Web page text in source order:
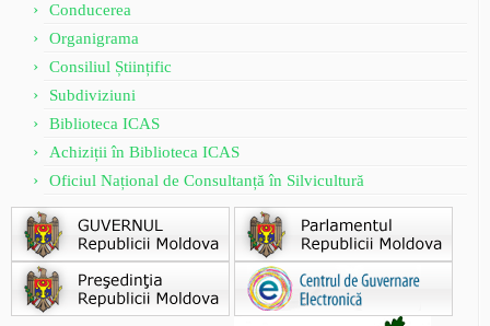
Conducerea
Organigrama
Consiliul Științific
Subdiviziuni
Biblioteca ICAS
Achiziții în Biblioteca ICAS
Oficiul Național de Consultanță în Silvicultură